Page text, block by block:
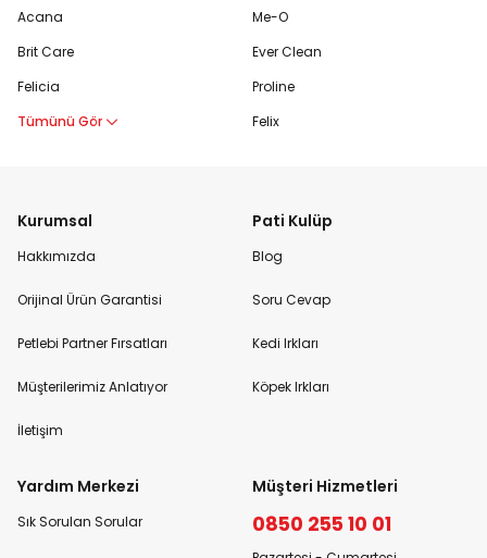
Acana
Brit Care
Felicia
Tümünü Gör
Me-O
Ever Clean
Proline
Felix
Kurumsal
Hakkımızda
Orijinal Ürün Garantisi
Petlebi Partner Fırsatları
Müşterilerimiz Anlatıyor
İletişim
Pati Kulüp
Blog
Soru Cevap
Kedi Irkları
Köpek Irkları
Yardım Merkezi
Sık Sorulan Sorular
Müşteri Hizmetleri
0850 255 10 01